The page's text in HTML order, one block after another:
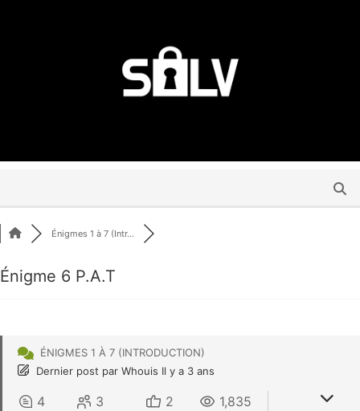
Énigmes 1 à 7 (Intr...
Énigme 6 P.A.T
ÉNIGMES 1 À 7 (INTRODUCTION)
Dernier post par Whouis Il y a 3 ans
4 3 2 1,835